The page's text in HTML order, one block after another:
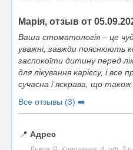
Марія, отзыв от
Ваша стоматологія – це
уважні, завжди пояснюють
заспокоїти дитину перед
для лікування карієсу, і все
сучасна і яскрава, що також
Все отзывы (3) ➡️
📍 Адрес